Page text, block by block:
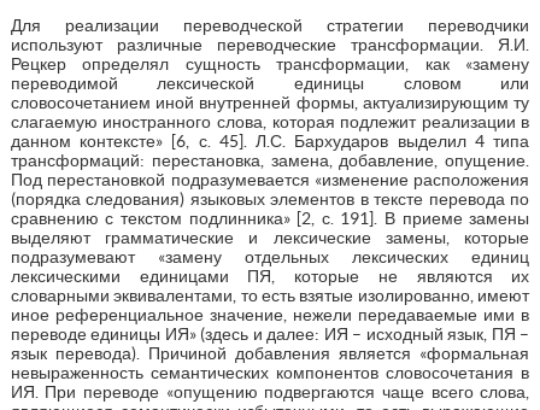
Для реализации переводческой стратегии переводчики
используют различные переводческие трансформации. Я.И.
Рецкер определял сущность трансформации, как «замену
переводимой лексической единицы словом или
словосочетанием иной внутренней формы, актуализирующим ту
слагаемую иностранного слова, которая подлежит реализации в
данном контексте» [6, с. 45]. Л.С. Бархударов выделил 4 типа
трансформаций: перестановка, замена, добавление, опущение.
Под перестановкой подразумевается «изменение расположения
(порядка следования) языковых элементов в тексте перевода по
сравнению с текстом подлинника» [2, с. 191]. В приеме замены
выделяют грамматические и лексические замены, которые
подразумевают «замену отдельных лексических единиц
лексическими единицами ПЯ, которые не являются их
словарными эквивалентами, то есть взятые изолированно, имеют
иное референциальное значение, нежели передаваемые ими в
переводе единицы ИЯ» (здесь и далее: ИЯ – исходный язык, ПЯ –
язык перевода). Причиной добавления является «формальная
невыраженность семантических компонентов словосочетания в
ИЯ. При переводе «опущению подвергаются чаще всего слова,